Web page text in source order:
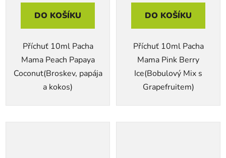
DO KOŠÍKU
Příchuť 10ml Pacha
Mama Peach Papaya
Coconut(Broskev, papája
a kokos)
DO KOŠÍKU
Příchuť 10ml Pacha
Mama Pink Berry
Ice(Bobulový Mix s
Grapefruitem)